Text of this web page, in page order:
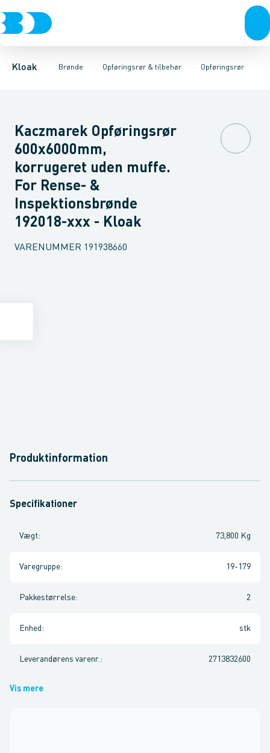
Kloak Brønde
Rør & fittingsBrønde BrøndgodsLinjeafvandingTanke,
Opføringsrør & tilbehør
Rense & inspektions brøndeOpføringsrør & tilbehør
Opføringsrør
OpføringsrørTætningsringeLågBundeMuffer Reduktioner
Kaczmarek Opføringsrør
600x6000mm,
korrugeret uden muffe.
For Rense- &
Inspektionsbrønde
192018-xxx - Kloak
VARENUMMER 191938660
Produktinformation
Specifikationer
Vægt: 73,800 Kg
Varegruppe: 19-179
Pakkestørrelse: 2
Enhed : stk
Leverandørens varenr. : 2713832600
Vis mere